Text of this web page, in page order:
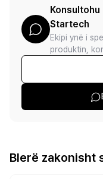
Startech
Ekipi ynë i
produktin,
Blerë zakonisht